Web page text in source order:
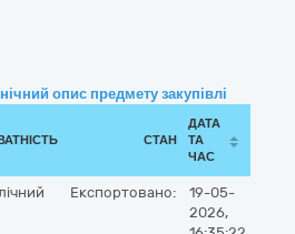
опис предмету закупівлі
СТАН
ДАТА
ТА
ЧАС
Експортовано:
19-05-
2026,